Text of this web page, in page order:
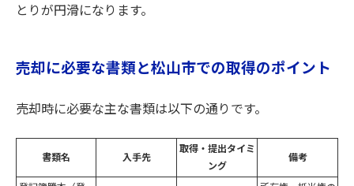
とりが円滑になります。
売却に必要な書類と松山市での取得のポイント
売却時に必要な主な書類は以下の通りです。
書類名 入手先
取得・提出タイミ
ング
備考